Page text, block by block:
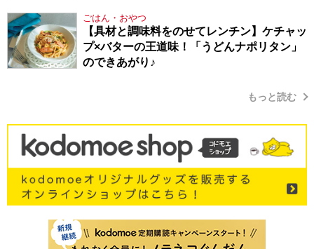
ごはん・おやつ
【具材と調味料をのせてレンチン】ケチャッ
プ×バターの王道味！「うどんナポリタン」
のできあがり♪
もっと読む